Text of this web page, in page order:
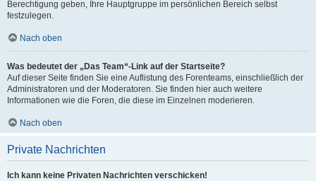
Berechtigung geben, Ihre Hauptgruppe im persönlichen Bereich selbst
festzulegen.
Nach oben
Was bedeutet der „Das Team“-Link auf der Startseite?
Auf dieser Seite finden Sie eine Auflistung des Forenteams, einschließlich der
Administratoren und der Moderatoren. Sie finden hier auch weitere
Informationen wie die Foren, die diese im Einzelnen moderieren.
Nach oben
Private Nachrichten
Ich kann keine Privaten Nachrichten verschicken!